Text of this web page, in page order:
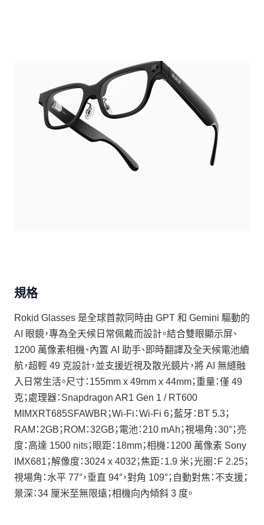
規格
Rokid Glasses 是全球首款同時由 GPT 和 Gemini 驅動的
AI 眼鏡，專為全天候日常佩戴而設計。結合雙眼顯示屏、
1200 萬像素相機、內置 AI 助手、即時翻譯及全天候電池續
航，超輕 49 克設計，並支援近視及散光鏡片，將 AI 無縫融
入日常生活。尺寸：155mm x 49mm x 44mm；重量：僅 49
克；處理器：Snapdragon AR1 Gen 1 / RT600
MIMXRT685SFAWBR；Wi-Fi：Wi-Fi 6；藍牙：BT 5.3；
RAM：2GB；ROM：32GB；電池：210 mAh；視場角：30°；亮
度：高達 1500 nits；眼距：18mm；相機：1200 萬像素 Sony
IMX681；解像度：3024 x 4032；焦距：1.9 米；光圈：F 2.25；
視場角：水平 77°，垂直 94°，對角 109°；自動對焦：不支援；
景深：34 厘米至無限遠；相機向內傾斜 3 度。